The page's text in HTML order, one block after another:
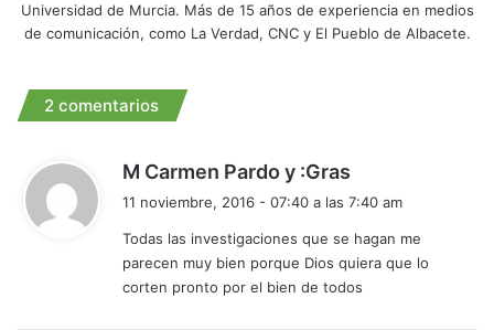
Universidad de Murcia. Más de 15 años de experiencia en medios
de comunicación, como La Verdad, CNC y El Pueblo de Albacete.
2 comentarios
M Carmen Pardo y :Gras
i
e
:
11 noviembre, 2016 - 07:40 a las 7:40 am
Todas las investigaciones que se hagan me
parecen muy bien porque Dios quiera que lo
corten pronto por el bien de todos